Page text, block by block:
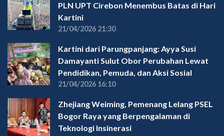
PLN UPT Cirebon Menembus Batas di Hari
Kartini
21/04/2026 21:30
Kartini dari Parungpanjang: Ayya Susi
Damayanti Sulut Obor Perubahan Lewat
Pendidikan, Pemuda, dan Aksi Sosial
21/04/2026 16:10
Zhejiang Weiming, Pemenang Lelang PSEL
Bogor Raya yang Berpengalaman di
Teknologi Insinerasi